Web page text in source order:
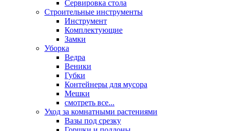
Сервировка стола
Строительные инструменты
Инструмент
Комплектующие
Замки
Уборка
Ведра
Веники
Губки
Контейнеры для мусора
Мешки
смотреть все...
Уход за комнатными растениями
Вазы под срезку